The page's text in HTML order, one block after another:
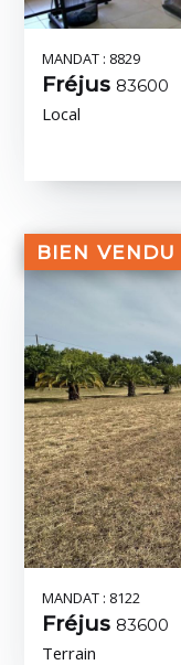
MANDAT : 8829
Fréjus 83600
Local
BIEN VENDU
MANDAT : 8122
Fréjus 83600
Terrain